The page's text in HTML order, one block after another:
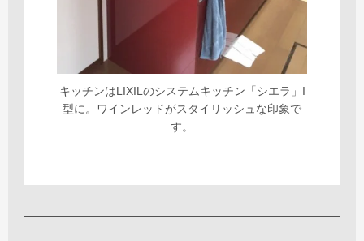
キッチンはLIXILのシステムキッチン「シエラ」I
型に。ワインレッドがスタイリッシュな印象で
す。